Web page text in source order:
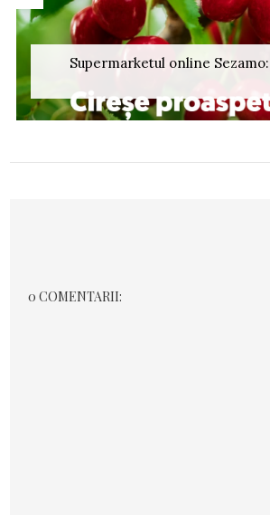
Supermarketul online
0 COMENTARII: